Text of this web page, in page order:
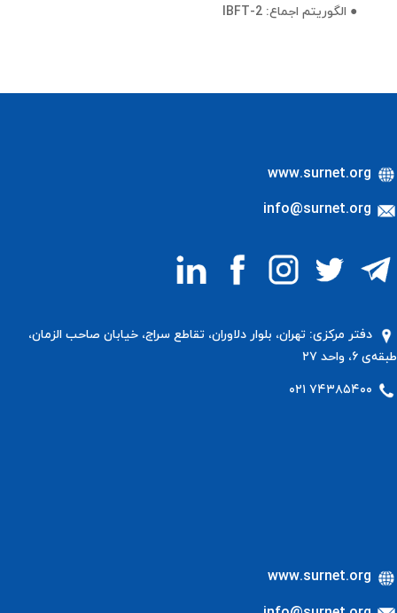
● الگوریتم اجماع: IBFT-2
دفتر مرکزی: تهران، بلوار دلاوران، تقاطع سراج، خیابان صاحب الزمان،
طبقه‌ی ۶، واحد ۲۷